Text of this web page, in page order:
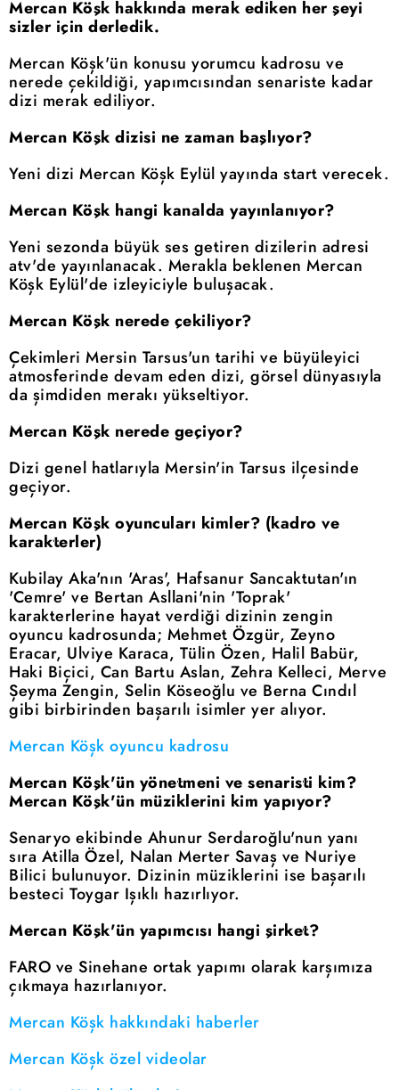
Mercan Köşk hakkında merak ediken her şeyi
sizler için derledik.
Mercan Köşk'ün konusu yorumcu kadrosu ve
nerede çekildiği, yapımcısından senariste kadar
dizi merak ediliyor.
Mercan Köşk dizisi ne zaman başlıyor?
Yeni dizi Mercan Köşk Eylül yayında start verecek.
Mercan Köşk hangi kanalda yayınlanıyor?
Yeni sezonda büyük ses getiren dizilerin adresi
atv'de yayınlanacak. Merakla beklenen Mercan
Köşk Eylül'de izleyiciyle buluşacak.
Mercan Köşk nerede çekiliyor?
Çekimleri Mersin Tarsus'un tarihi ve büyüleyici
atmosferinde devam eden dizi, görsel dünyasıyla
da şimdiden merakı yükseltiyor.
Mercan Köşk nerede geçiyor?
Dizi genel hatlarıyla Mersin'in Tarsus ilçesinde
geçiyor.
Mercan Köşk oyuncuları kimler? (kadro ve
karakterler)
Kubilay Aka'nın 'Aras', Hafsanur Sancaktutan'ın
'Cemre' ve Bertan Asllani'nin 'Toprak'
karakterlerine hayat verdiği dizinin zengin
oyuncu kadrosunda; Mehmet Özgür, Zeyno
Eracar, Ulviye Karaca, Tülin Özen, Halil Babür,
Haki Biçici, Can Bartu Aslan, Zehra Kelleci, Merve
Şeyma Zengin, Selin Köseoğlu ve Berna Cındıl
gibi birbirinden başarılı isimler yer alıyor.
Mercan Köşk oyuncu kadrosu
Mercan Köşk'ün yönetmeni ve senaristi kim?
Mercan Köşk'ün müziklerini kim yapıyor?
Senaryo ekibinde Ahunur Serdaroğlu'nun yanı
sıra Atilla Özel, Nalan Merter Savaş ve Nuriye
Bilici bulunuyor. Dizinin müziklerini ise başarılı
besteci Toygar Işıklı hazırlıyor.
Mercan Köşk'ün yapımcısı hangi şirket?
FARO ve Sinehane ortak yapımı olarak karşımıza
çıkmaya hazırlanıyor.
Mercan Köşk hakkındaki haberler
Mercan Köşk özel videolar